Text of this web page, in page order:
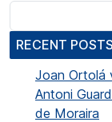
RECENT POSTS
Joan Ortolá
Antoni
de Moraira